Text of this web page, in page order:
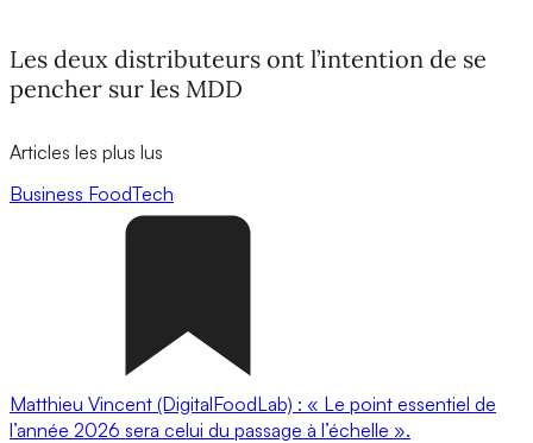
Les deux distributeurs ont l’intention de se
pencher sur les MDD
Articles les plus lus
Business FoodTech
Matthieu Vincent (DigitalFoodLab) : « Le point essentiel de
l’année 2026 sera celui du passage à l’échelle ».